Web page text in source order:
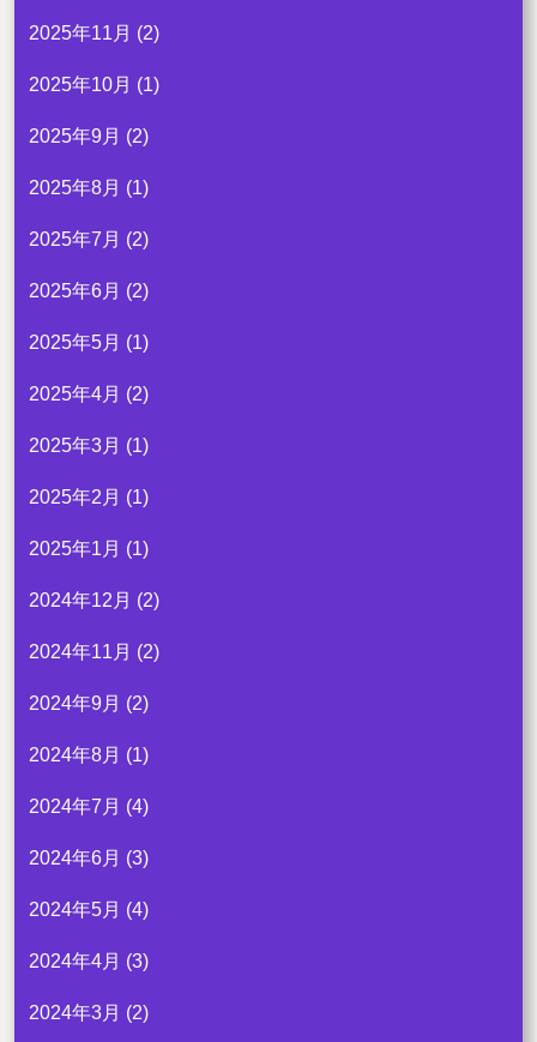
2025年11月 (2)
2025年10月 (1)
2025年9月 (2)
2025年8月 (1)
2025年7月 (2)
2025年6月 (2)
2025年5月 (1)
2025年4月 (2)
2025年3月 (1)
2025年2月 (1)
2025年1月 (1)
2024年12月 (2)
2024年11月 (2)
2024年9月 (2)
2024年8月 (1)
2024年7月 (4)
2024年6月 (3)
2024年5月 (4)
2024年4月 (3)
2024年3月 (2)